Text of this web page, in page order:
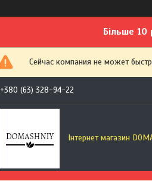
Більше 10
Сейчас компания не может
+380 (63) 328-94-22
Інтернет магазин